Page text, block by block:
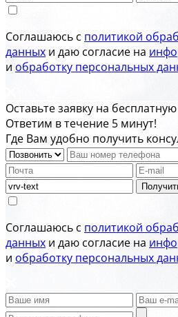
Соглашаюсь с политикой
данных и даю согласие на
и обработку персональных
Оставьте заявку на
Ответим в течение 5 минут!
Где Вам удобно получить
Соглашаюсь с политикой
данных и даю согласие на
и обработку персональных